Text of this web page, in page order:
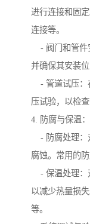
进行连接和固
连接等。
- 阀门和管件
并确保其安装位
- 管道试压：
压试验，以检
4. 防腐与保温：
- 防腐处理：
腐蚀。常用的
- 保温处理：
以减少热量损
等。